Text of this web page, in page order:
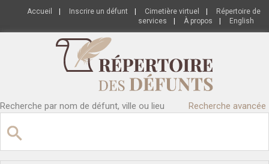
Accueil Inscrire un défunt Cimetière virtuel
Répertoire de
services
À propos English
Recherche par nom de défunt, ville ou lieu Recherche avancée